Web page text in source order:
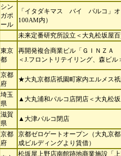
シン
ガポ
ール
「イタダキマス バイ パルコ」オ
100AM内）
未来定番研究所設立＜大丸松坂屋
東京
都
再開発複合商業ビル「ＧＩＮＺＡ
＜J.フロントリテイリング、森ビル
京都
府
★大丸京都店祇園町家内エルメス
埼玉
県
▲大丸浦和パルコ店閉店＜大丸松
滋賀
県
▲大津パルコ閉店
京都
府
京都ゼロゲートオープン（大丸京
成ビルディングより賃借）
松坂屋上野店南館跡地商業施設「